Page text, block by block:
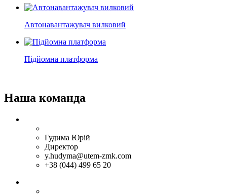
Автонавантажувач вилковий
Підйомна платформа
Наша команда
Гудима Юрій
Директор
y.hudyma@utem-zmk.com
+38 (044) 499 65 20